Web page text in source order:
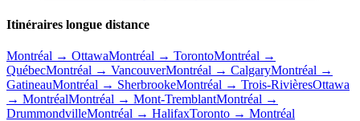
Itinéraires longue distance
Montréal → OttawaMontréal → TorontoMontréal →
QuébecMontréal → VancouverMontréal → CalgaryMontréal →
GatineauMontréal → SherbrookeMontréal → Trois-RivièresOttawa
→ MontréalMontréal → Mont-TremblantMontréal →
DrummondvilleMontréal → HalifaxToronto → Montréal